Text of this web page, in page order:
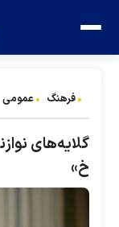
فرهنگ عمومی
گلایه‌های
خ»